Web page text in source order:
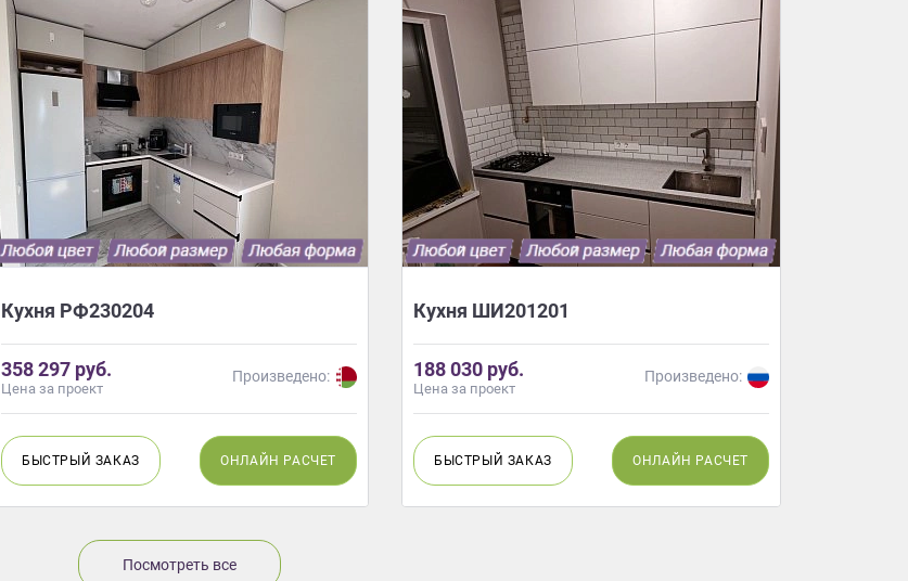
Кухня РФ230204
358 297 руб.
Цена за проект
Произведено:
БЫСТРЫЙ ЗАКАЗ ОНЛАЙН РАСЧЕТ
Кухня ШИ201201
188 030 руб.
Цена за проект
Произведено:
БЫСТРЫЙ ЗАКАЗ ОНЛАЙН РАСЧЕТ
Посмотреть все